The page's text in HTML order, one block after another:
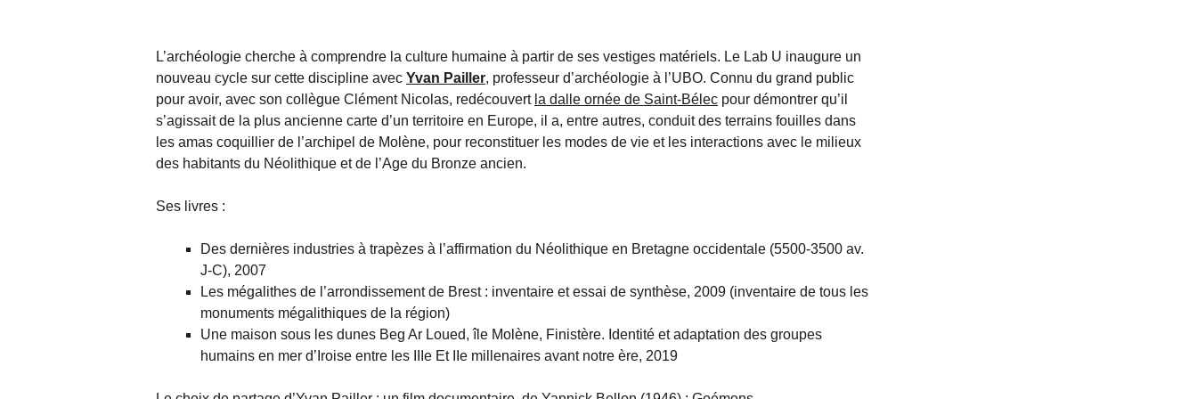
L’archéologie cherche à comprendre la culture humaine à partir de ses vestiges matériels. Le Lab U inaugure un
nouveau cycle sur cette discipline avec Yvan Pailler, professeur d’archéologie à l’UBO. Connu du grand public
pour avoir, avec son collègue Clément Nicolas, redécouvert la dalle ornée de Saint-Bélec pour démontrer qu’il
s’agissait de la plus ancienne carte d’un territoire en Europe, il a, entre autres, conduit des terrains fouilles dans
les amas coquillier de l’archipel de Molène, pour reconstituer les modes de vie et les interactions avec le milieux
des habitants du Néolithique et de l’Age du Bronze ancien.
Ses livres :
Des dernières industries à trapèzes à l’affirmation du Néolithique en Bretagne occidentale (5500-3500 av.
J-C), 2007
Les mégalithes de l’arrondissement de Brest : inventaire et essai de synthèse, 2009 (inventaire de tous les
monuments mégalithiques de la région)
Une maison sous les dunes Beg Ar Loued, île Molène, Finistère. Identité et adaptation des groupes
humains en mer d’Iroise entre les IIIe Et IIe millenaires avant notre ère, 2019